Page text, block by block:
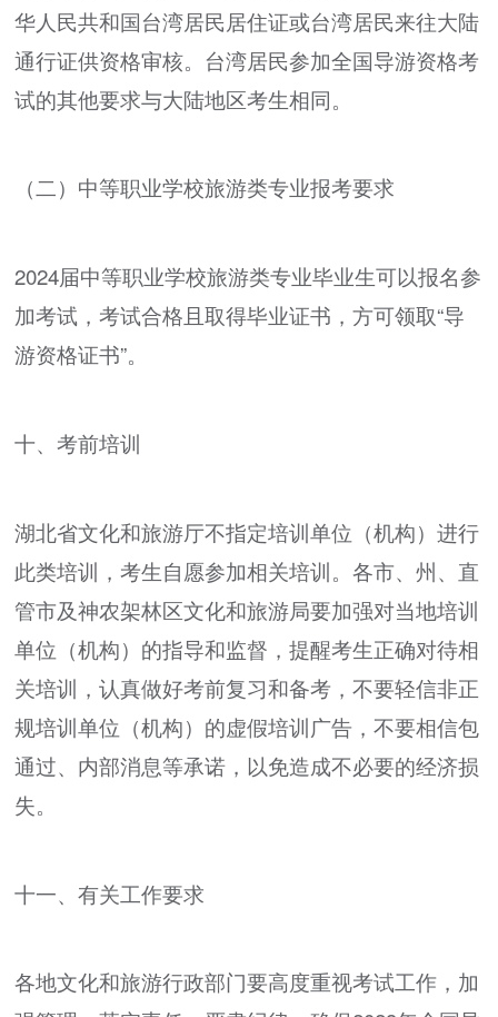
华人民共和国台湾居民居住证或台湾居民来往大陆
通行证供资格审核。台湾居民参加全国导游资格考
试的其他要求与大陆地区考生相同。
（二）中等职业学校旅游类专业报考要求
2024届中等职业学校旅游类专业毕业生可以报名参
加考试，考试合格且取得毕业证书，方可领取“导
游资格证书”。
十、考前培训
湖北省文化和旅游厅不指定培训单位（机构）进行
此类培训，考生自愿参加相关培训。各市、州、直
管市及神农架林区文化和旅游局要加强对当地培训
单位（机构）的指导和监督，提醒考生正确对待相
关培训，认真做好考前复习和备考，不要轻信非正
规培训单位（机构）的虚假培训广告，不要相信包
通过、内部消息等承诺，以免造成不必要的经济损
失。
十一、有关工作要求
各地文化和旅游行政部门要高度重视考试工作，加